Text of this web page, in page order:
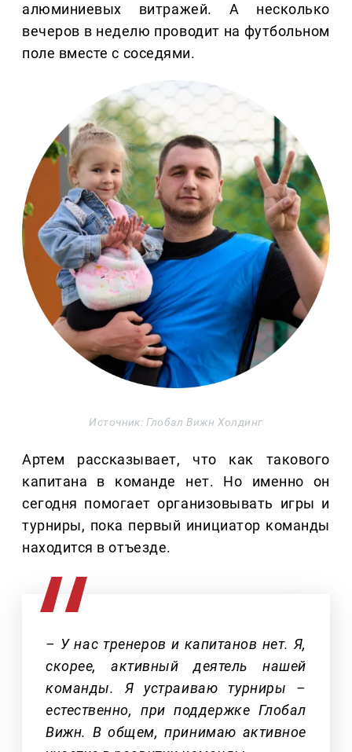
алюминиевых витражей. А несколько
вечеров в неделю проводит на футбольном
поле вместе с соседями.
Источник: Глобал Вижн Холдинг
Артем рассказывает, что как такового
капитана в команде нет. Но именно он
сегодня помогает организовывать игры и
турниры, пока первый инициатор команды
находится в отъезде.
– У нас тренеров и капитанов нет. Я,
скорее, активный деятель нашей
команды. Я устраиваю турниры –
естественно, при поддержке Глобал
Вижн. В общем, принимаю активное